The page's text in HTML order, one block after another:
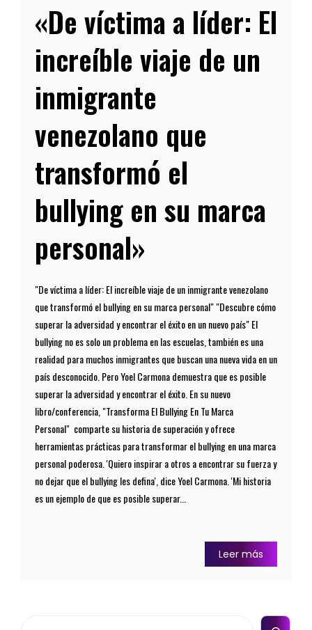
«De víctima a líder: El
increíble viaje de un
inmigrante
venezolano que
transformó el
bullying en su marca
personal»
"De víctima a líder: El increíble viaje de un inmigrante venezolano
que transformó el bullying en su marca personal" "Descubre cómo
superar la adversidad y encontrar el éxito en un nuevo país" El
bullying no es solo un problema en las escuelas, también es una
realidad para muchos inmigrantes que buscan una nueva vida en un
país desconocido. Pero Yoel Carmona demuestra que es posible
superar la adversidad y encontrar el éxito. En su nuevo
libro/conferencia, "Transforma El Bullying En Tu Marca
Personal" comparte su historia de superación y ofrece
herramientas prácticas para transformar el bullying en una marca
personal poderosa. 'Quiero inspirar a otros a encontrar su fuerza y
no dejar que el bullying les defina', dice Yoel Carmona. 'Mi historia
es un ejemplo de que es posible superar...
Leer más